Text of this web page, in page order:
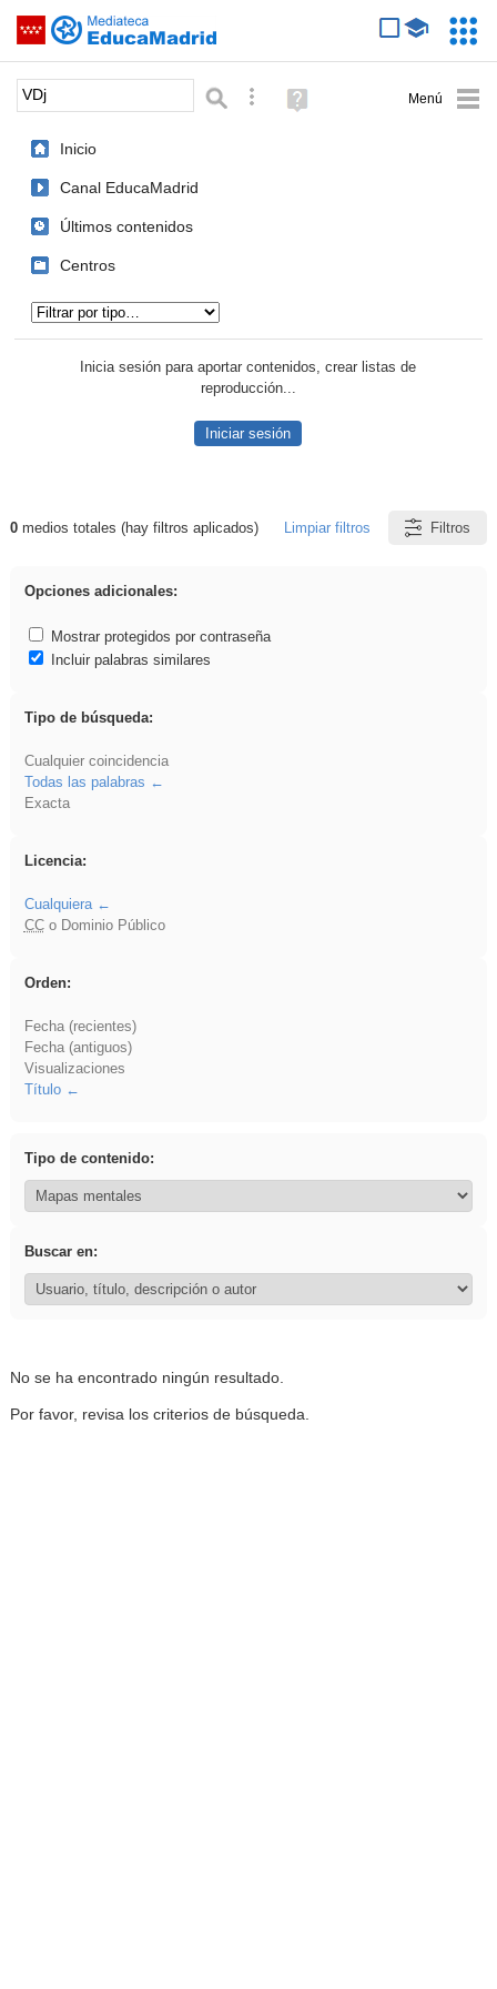
Saltar navegación
Palabra o frase: Búsqueda avanzada
Ayuda
(en
Inicio
Canal EducaMadrid
Últimos contenidos
Centros
Inicia sesión para aportar contenidos, crear listas de
reproducción...
Iniciar sesión
Resultados de: VDj
0medios totales (hay filtros aplicados) Limpiar filtros Filtros
Opciones adicionales:
Mostrar protegidos por contraseña
Incluir palabras similares
Tipo de búsqueda:
Cualquier coincidencia
Todas las palabras
Exacta
Licencia:
Cualquiera
CCo Dominio Público
Orden:
Fecha (recientes)
Fecha (antiguos)
Visualizaciones
Título
Tipo de contenido:
Buscar en:
No se ha encontrado ningún resultado.
Por favor, revisa los criterios de búsqueda.